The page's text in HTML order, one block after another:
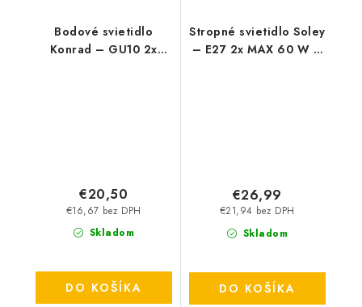
Bodové svietidlo
Konrad – GU10 2x
Skladom
€16,67 bez DPH
€20,50
DO KOŠÍKA
Stropné svietidlo Soley
– E27 2x MAX 60 W –
Skladom
€21,94 bez DPH
€26,99
DO KOŠÍKA